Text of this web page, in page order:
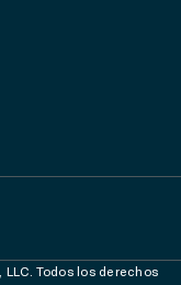
Todos los derechos